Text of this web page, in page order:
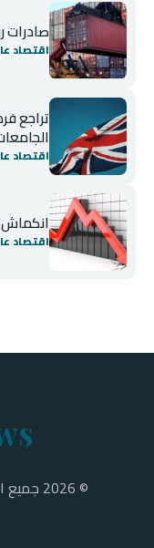
صادرات
اقتصاد
تراجع
اقتصاد
انكماش
اقتصاد
© 2026 جميع الحقوق محفوظة لـ Petro News